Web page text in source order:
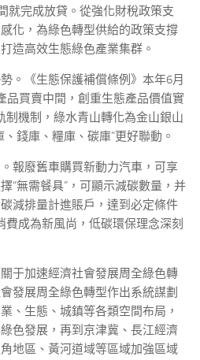
就完成放貸。從強化財稅政策支
化，為綠色轉型供給的政策支撐
造高效生態綠色產業集群。
。《生態保護補償條例》本年6月
品買賣中間，創重生態產品價值實
制機制，綠水青山轉化為金山銀山
錢庫、糧庫、碳庫”更好聯動。
報廢舊車購買新動力汽車，可享
“無需餐具”，可顯示減碳數量，并
減排量計進賬戶，達到必定條件
成為新風尚，低碳環保理念深刻
于加速經濟社會發展周全綠色轉
發展周全綠色轉型作出系統謀劃
、生態、城鎮等各類空間布局，
色發展，再到京津冀、長江經濟
地區、黃河道域等區域加強區域